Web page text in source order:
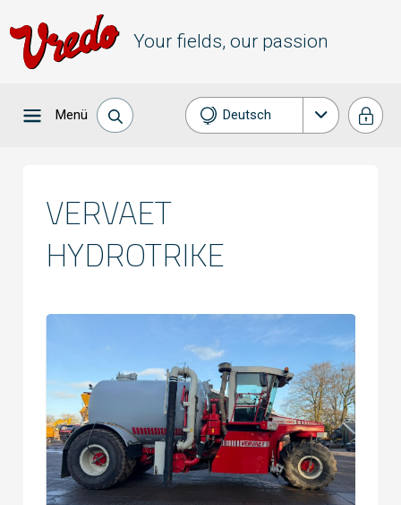
Your fields, our passion
Menü Deutsch
Español
VERVAET
HYDROTRIKE